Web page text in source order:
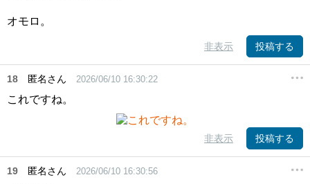
オモロ。
非表示 投稿する
18 匿名さん 2026/06/10 16:30:22
これですね。
非表示 投稿する
19 匿名さん 2026/06/10 16:30:56